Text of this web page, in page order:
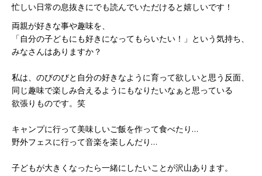
忙しい日常の息抜きにでも読んでいただけると嬉しいです！
両親が好きな事や趣味を、
「自分の子どもにも好きになってもらいたい！」という気持ち、
みなさんはありますか？
私は、のびのびと自分の好きなように育って欲しいと思う反面、
同じ趣味で楽しみ合えるようにもなりたいなぁと思っている
欲張りものです。笑
キャンプに行って美味しいご飯を作って食べたり…
野外フェスに行って音楽を楽しんだり…
子どもが大きくなったら一緒にしたいことが沢山あります。